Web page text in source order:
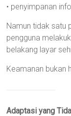
• penyimpanan
Namun tidak satu
pengguna
belakang layar
Keamanan bukan
Adaptasi yang